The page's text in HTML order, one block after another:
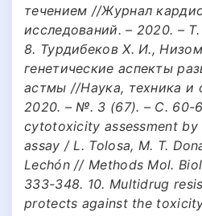
течением //Журнал
исследований. – 2020. –
8. Турдибеков Х. И.,
генетические аспекты
астмы //Наука, техника и
2020. – №. 3 (67). – С. 60-
cytotoxicity assessment by
assay / L. Tolosa, M. T.
Lechón // Methods Mol.
333-348. 10. Multidrug
protects against the